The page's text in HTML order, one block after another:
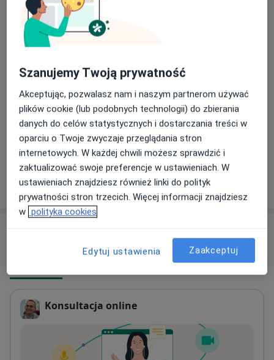
Konsultacja online
Od 100 zł Szczegóły
Od 120 zł Szczegóły
Badanie profilaktyczne, medycyna pracy
Od 100 zł Szczegóły
+ 1 usługa
W jaki sposób ustalane są ceny?
Adres 1 Adres 3 Adres 4
Konsultacja online
Szanujemy Twoją prywatność
Akceptując, pozwalasz nam i naszym partnerom używać
plików cookie (lub podobnych technologii) do zbierania
danych do celów statystycznych i dostarczania treści w
oparciu o Twoje zwyczaje przeglądania stron
internetowych. W każdej chwili możesz sprawdzić i
zaktualizować swoje preferencje w ustawieniach. W
ustawieniach znajdziesz również linki do polityk
prywatności stron trzecich. Więcej informacji znajdziesz
w polityka cookies
Edytuj ustawienia Zaakceptuj